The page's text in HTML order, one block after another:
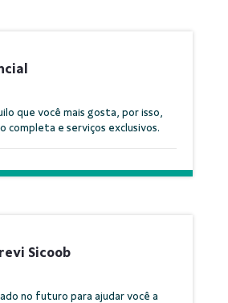
que você mais gosta, por isso,
completa e serviços exclusivos.
Sicoob
no futuro para ajudar você a